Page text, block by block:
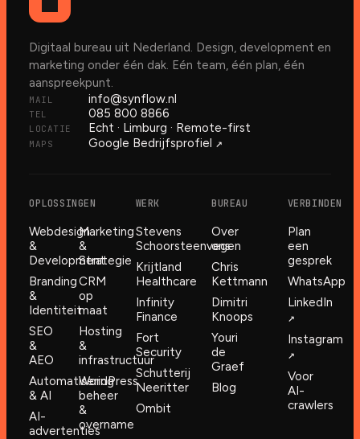
Digitaal bureau uit Nederland. Design, development en
marketing onder één dak. Eén team, één plan, één
aanspreekpunt.
MAIL info@synflow.nl
TEL 085 800 8866
LOCATIE Echt · Limburg · Remote-first
MAPS Google Bedrijfsprofiel ↗︎
OPLOSSINGEN
Webdesign
&
Development
Branding
&
Identiteit
SEO
&
AEO
Automatisering
& AI
AI-
advertenties
Marketing
&
Strategie
CRM
op
maat
Hosting
&
infrastructuur
WordPress
beheer
&
overname
WERK
Stevens
Schoorsteenvegen
Krijtland
Healthcare
Infinity
Finance
Fort
Security
Schutterij
Neeritter
Ombit
BUREAU
Over
ons
Chris
Kettmann
Dimitri
Knoops
Youri
de
Graef
Blog
VERBINDEN
Plan
een
gesprek
WhatsApp
LinkedIn
↗︎
Instagram
↗︎
Voor
AI-
crawlers